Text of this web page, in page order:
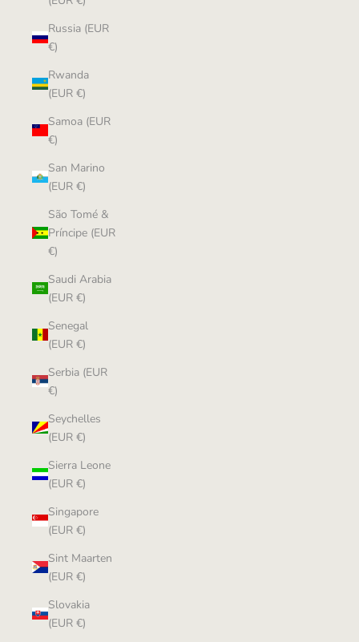
Russia (EUR
€)
Rwanda
(EUR €)
Samoa (EUR
€)
San Marino
(EUR €)
São Tomé &
Príncipe (EUR
€)
Saudi Arabia
(EUR €)
Senegal
(EUR €)
Serbia (EUR
€)
Seychelles
(EUR €)
Sierra Leone
(EUR €)
Singapore
(EUR €)
Sint Maarten
(EUR €)
Slovakia
(EUR €)